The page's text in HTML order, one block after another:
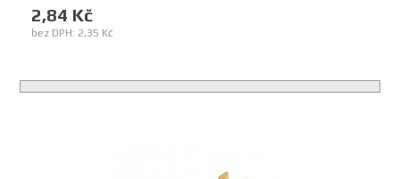
2,84 Kč
bez DPH: 2,35 Kč